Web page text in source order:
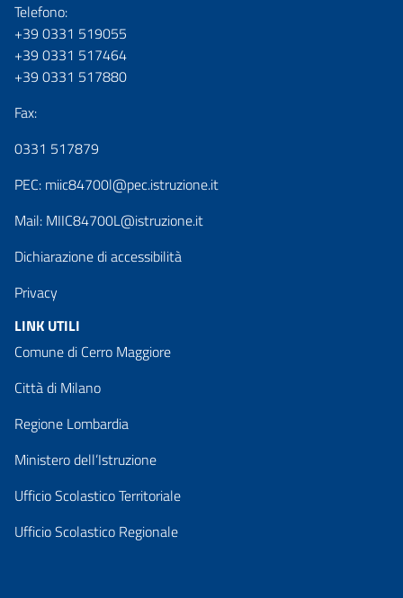
Telefono:
+39 0331 519055
+39 0331 517464
+39 0331 517880
Fax:
0331 517879
PEC: miic84700l@pec.istruzione.it
Mail: MIIC84700L@istruzione.it
Dichiarazione di accessibilità
Privacy
LINK UTILI
Comune di Cerro Maggiore
Città di Milano
Regione Lombardia
Ministero dell’Istruzione
Ufficio Scolastico Territoriale
Ufficio Scolastico Regionale